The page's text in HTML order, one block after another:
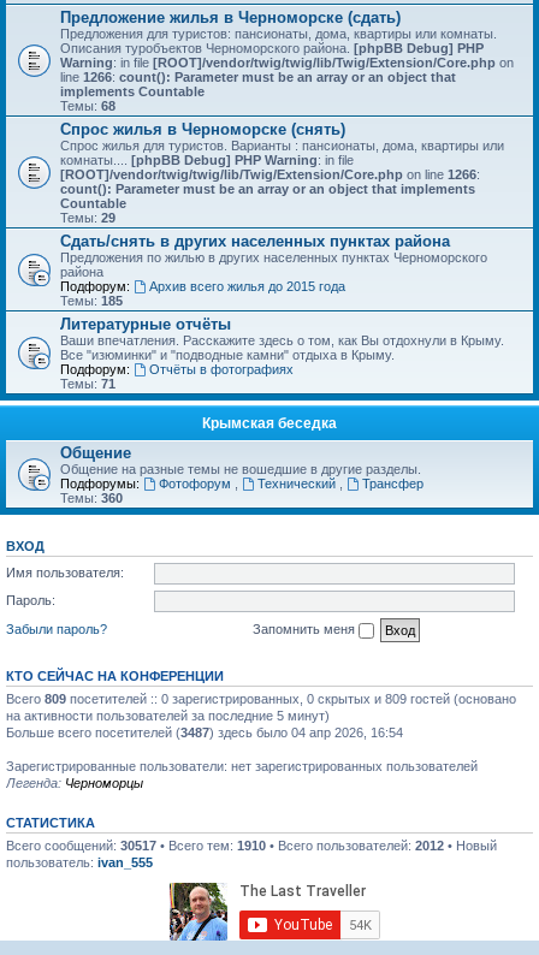
Предложение жилья в Черноморске (сдать)
Предложения для туристов: пансионаты, дома, квартиры или комнаты.
Описания туробъектов Черноморского района. [phpBB Debug] PHP
Warning: in file [ROOT]/vendor/twig/twig/lib/Twig/Extension/Core.php on
line 1266: count(): Parameter must be an array or an object that
implements Countable
Темы: 68
Спрос жилья в Черноморске (снять)
Спрос жилья для туристов. Варианты : пансионаты, дома, квартиры или
комнаты.... [phpBB Debug] PHP Warning: in file
[ROOT]/vendor/twig/twig/lib/Twig/Extension/Core.php on line 1266:
count(): Parameter must be an array or an object that implements
Countable
Темы: 29
Сдать/снять в других населенных пунктах района
Предложения по жилью в других населенных пунктах Черноморского
района
Подфорум:
Архив всего жилья до 2015 года
Темы: 185
Литературные отчёты
Ваши впечатления. Расскажите здесь о том, как Вы отдохнули в Крыму.
Все "изюминки" и "подводные камни" отдыха в Крыму.
Подфорум:
Отчёты в фотографиях
Темы: 71
Крымская беседка
Общение
Общение на разные темы не вошедшие в другие разделы.
Подфорумы:
Фотофорум Технический
Трансфер
Темы: 360
ВХОД
Имя пользователя:
Пароль:
Забыли пароль?
Запомнить меня
КТО СЕЙЧАС НА КОНФЕРЕНЦИИ
Всего 809 посетителей :: 0 зарегистрированных, 0 скрытых и 809 гостей (основано
на активности пользователей за последние 5 минут)
Больше всего посетителей (3487) здесь было 04 апр 2026, 16:54
Зарегистрированные пользователи: нет зарегистрированных пользователей
Легенда: Черноморцы
СТАТИСТИКА
Всего сообщений: 30517 • Всего тем: 1910 • Всего пользователей: 2012 • Новый
пользователь: ivan_555